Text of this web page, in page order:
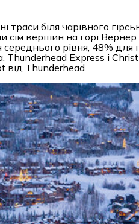
біля чарівного
вершин на горі Вернер
рівня, 48% для
Thunderhead Express і
від Thunderhead.